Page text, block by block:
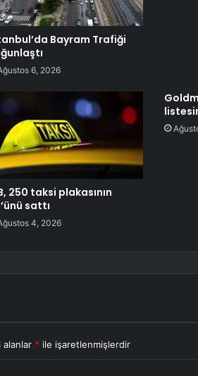
Bayram Trafiği
6, 2026
250 taksi plakasının
sattı
4, 2026
alanlar * ile işaretlenmişlerdir